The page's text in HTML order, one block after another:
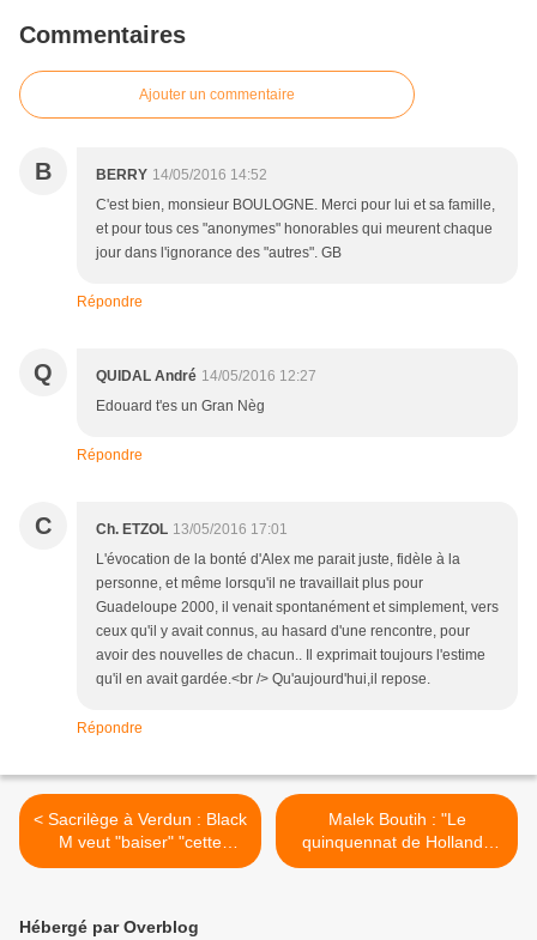
Commentaires
Ajouter un commentaire
B BERRY 14/05/2016 14:52
C'est bien, monsieur BOULOGNE. Merci pour lui et sa famille,
et pour tous ces "anonymes" honorables qui meurent chaque
jour dans l'ignorance des "autres". GB
Répondre
Q QUIDAL André 14/05/2016 12:27
Edouard t'es un Gran Nèg
Répondre
C Ch. ETZOL 13/05/2016 17:01
L'évocation de la bonté d'Alex me parait juste, fidèle à la
personne, et même lorsqu'il ne travaillait plus pour
Guadeloupe 2000, il venait spontanément et simplement, vers
ceux qu'il y avait connus, au hasard d'une rencontre, pour
avoir des nouvelles de chacun.. Il exprimait toujours l'estime
qu'il en avait gardée.<br /> Qu'aujourd'hui,il repose.
Répondre
< Sacrilège à Verdun : Black
M veut "baiser" "cette
conne de France"
Malek Boutih : "Le
quinquennat de Hollande
ressemble à un bilan
Hébergé par Overblog